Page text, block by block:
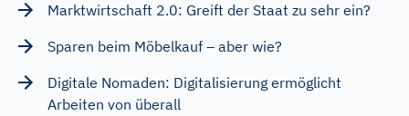
Marktwirtschaft 2.0: Greift der Staat zu sehr ein?
Sparen beim Möbelkauf – aber wie?
Digitale Nomaden: Digitalisierung ermöglicht
Arbeiten von überall